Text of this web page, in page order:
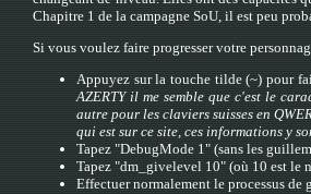
Chapitre 1 de la campagne SoU, il est peu
Si vous voulez faire progresser votre
Appuyez sur la touche tilde (~) pour
AZERTY il me semble que c'est le
autre pour les claviers suisses en
qui est sur ce site, ces informations y
Tapez "DebugMode 1" (sans les
Tapez "dm_givelevel 10" (où 10 est le
Effectuer normalement le processus de